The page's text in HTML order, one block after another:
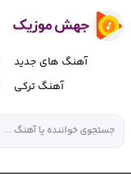
آهنگ های جدید
آهنگ ترکی